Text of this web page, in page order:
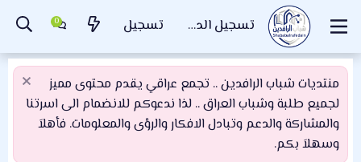
تسجيل الدخول تسجيل
منتديات شباب الرافدين .. تجمع عراقي يقدم محتوى مميز
لجميع طلبة وشباب العراق .. لذا ندعوكم للانضمام الى اسرتنا
والمشاركة والدعم وتبادل الافكار والرؤى والمعلومات. فأهلاَ
وسهلاَ بكم.